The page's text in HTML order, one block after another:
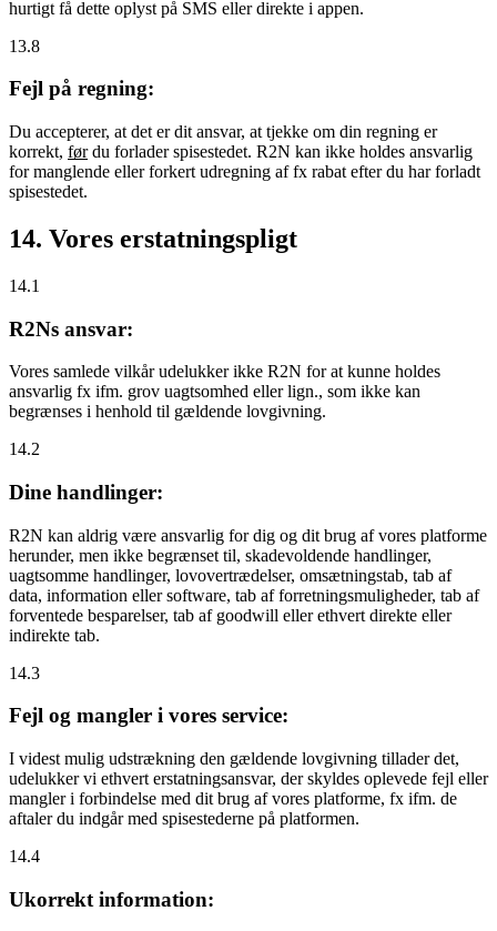
hurtigt få dette oplyst på SMS eller direkte i appen.
13.8
Fejl på regning:
Du accepterer, at det er dit ansvar, at tjekke om din regning er
korrekt, førdu forlader spisestedet. R2N kan ikke holdes ansvarlig
for manglende eller forkert udregning af fx rabat efter du har forladt
spisestedet.
14. Vores erstatningspligt
14.1
R2Ns ansvar:
Vores samlede vilkår udelukker ikke R2N for at kunne holdes
ansvarlig fx ifm. grov uagtsomhed eller lign., som ikke kan
begrænses i henhold til gældende lovgivning.
14.2
Dine handlinger:
R2N kan aldrig være ansvarlig for dig og dit brug af vores platforme
herunder, men ikke begrænset til, skadevoldende handlinger,
uagtsomme handlinger, lovovertrædelser, omsætningstab, tab af
data, information eller software, tab af forretningsmuligheder, tab af
forventede besparelser, tab af goodwill eller ethvert direkte eller
indirekte tab.
14.3
Fejl og mangler i vores service:
I videst mulig udstrækning den gældende lovgivning tillader det,
udelukker vi ethvert erstatningsansvar, der skyldes oplevede fejl eller
mangler i forbindelse med dit brug af vores platforme, fx ifm. de
aftaler du indgår med spisestederne på platformen.
14.4
Ukorrekt information: